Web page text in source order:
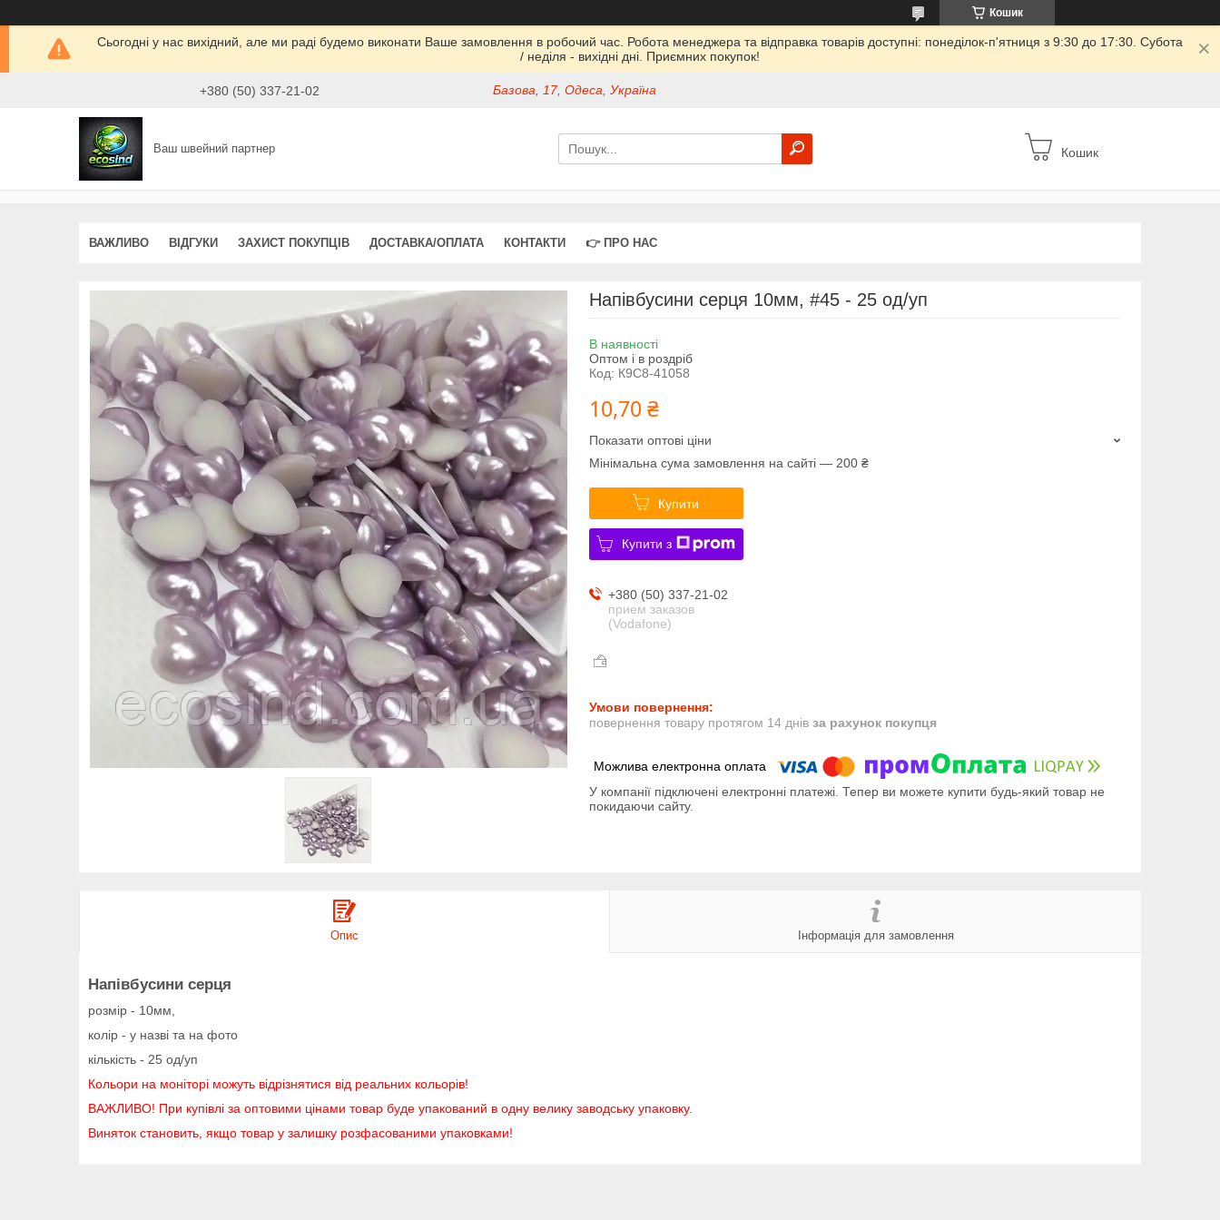
Кошик
Сьогодні у нас вихідний, але ми раді будемо виконати Ваше замовлення в робочий час. Робота менеджера та відправка товарів доступні: понеділок-п'ятниця з 9:30 до 17:30. Субота
/ неділя - вихідні дні. Приємних покупок!
+380 (50) 337-21-02 Базова, 17, Одеса, Україна
Ваш швейний партнер Кошик
ВАЖЛИВО ВІДГУКИ ЗАХИСТ ПОКУПЦІВ ДОСТАВКА/ОПЛАТА КОНТАКТИ 👉 ПРО НАС
Напівбусини серця 10мм, #45 - 25 од/уп
В наявності
Оптом і в роздріб
Код: К9С8-41058
10,70 ₴
Показати оптові ціни
Мінімальна сума замовлення на сайті — 200 ₴
Купити
Купити з
+380 (50) 337-21-02
прием заказов
(Vodafone)
повернення товару протягом 14 днів за рахунок покупця
У компанії підключені електронні платежі. Тепер ви можете купити будь-який товар не
покидаючи сайту.
Опис Інформація для замовлення
Напівбусини серця
розмір - 10мм,
колір - у назві та на фото
кількість - 25 од/уп
Кольори на моніторі можуть відрізнятися від реальних кольорів!
ВАЖЛИВО! При купівлі за оптовими цінами товар буде упакований в одну велику заводську упаковку.
Виняток становить, якщо товар у залишку розфасованими упаковками!